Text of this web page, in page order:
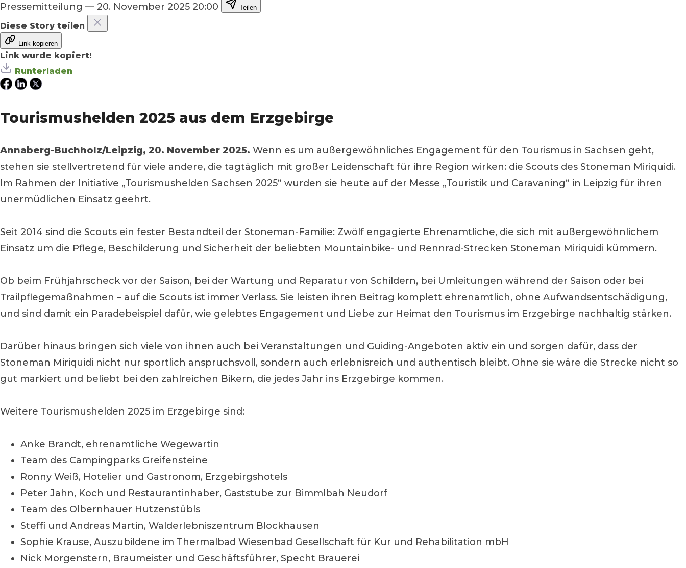
Pressemitteilung — 20. November 2025 20:00 Teilen
Diese Story teilen
Link kopieren
Link wurde kopiert!
Runterladen
Tourismushelden 2025 aus dem Erzgebirge
Annaberg-Buchholz/Leipzig, 20. November 2025. Wenn es um außergewöhnliches Engagement für den Tourismus in Sachsen geht,
stehen sie stellvertretend für viele andere, die tagtäglich mit großer Leidenschaft für ihre Region wirken: die Scouts des Stoneman Miriquidi.
Im Rahmen der Initiative „Tourismushelden Sachsen 2025“ wurden sie heute auf der Messe „Touristik und Caravaning“ in Leipzig für ihren
unermüdlichen Einsatz geehrt.
Seit 2014 sind die Scouts ein fester Bestandteil der Stoneman-Familie: Zwölf engagierte Ehrenamtliche, die sich mit außergewöhnlichem
Einsatz um die Pflege, Beschilderung und Sicherheit der beliebten Mountainbike- und Rennrad-Strecken Stoneman Miriquidi kümmern.
Ob beim Frühjahrscheck vor der Saison, bei der Wartung und Reparatur von Schildern, bei Umleitungen während der Saison oder bei
Trailpflegemaßnahmen – auf die Scouts ist immer Verlass. Sie leisten ihren Beitrag komplett ehrenamtlich, ohne Aufwandsentschädigung,
und sind damit ein Paradebeispiel dafür, wie gelebtes Engagement und Liebe zur Heimat den Tourismus im Erzgebirge nachhaltig stärken.
Darüber hinaus bringen sich viele von ihnen auch bei Veranstaltungen und Guiding-Angeboten aktiv ein und sorgen dafür, dass der
Stoneman Miriquidi nicht nur sportlich anspruchsvoll, sondern auch erlebnisreich und authentisch bleibt. Ohne sie wäre die Strecke nicht so
gut markiert und beliebt bei den zahlreichen Bikern, die jedes Jahr ins Erzgebirge kommen.
Weitere Tourismushelden 2025 im Erzgebirge sind:
Anke Brandt, ehrenamtliche Wegewartin
Team des Campingparks Greifensteine
Ronny Weiß, Hotelier und Gastronom, Erzgebirgshotels
Peter Jahn, Koch und Restaurantinhaber, Gaststube zur Bimmlbah Neudorf
Team des Olbernhauer Hutzenstübls
Steffi und Andreas Martin, Walderlebniszentrum Blockhausen
Sophie Krause, Auszubildene im Thermalbad Wiesenbad Gesellschaft für Kur und Rehabilitation mbH
Nick Morgenstern, Braumeister und Geschäftsführer, Specht Brauerei